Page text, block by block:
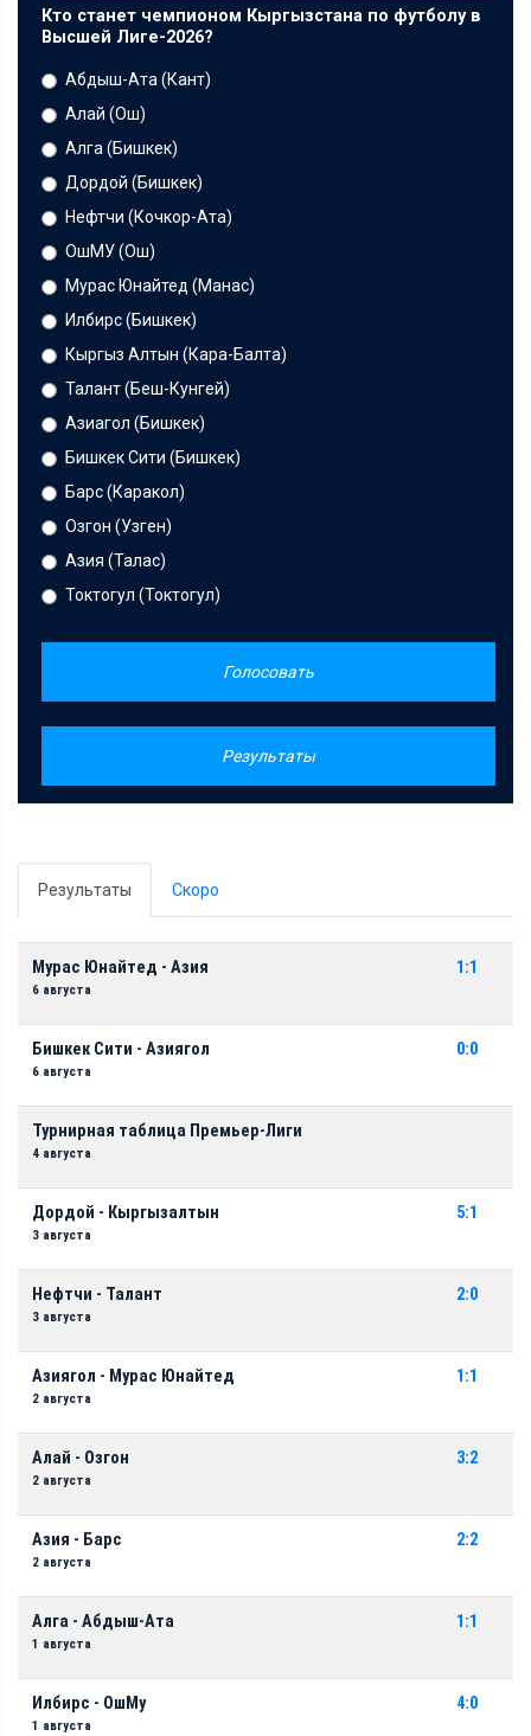
Кто станет чемпионом Кыргызстана по футболу в
Высшей Лиге-2026?
Абдыш-Ата (Кант)
Алай (Ош)
Алга (Бишкек)
Дордой (Бишкек)
Нефтчи (Кочкор-Ата)
ОшМУ (Ош)
Мурас Юнайтед (Манас)
Илбирс (Бишкек)
Кыргыз Алтын (Кара-Балта)
Талант (Беш-Кунгей)
Азиагол (Бишкек)
Бишкек Сити (Бишкек)
Барс (Каракол)
Озгон (Узген)
Азия (Талас)
Токтогул (Токтогул)
Голосовать
Результаты
Результаты Скоро
Мурас Юнайтед - Азия
6 августа
1:1
Бишкек Сити - Азиягол
6 августа
0:0
Турнирная таблица Премьер-Лиги
4 августа
Дордой - Кыргызалтын
3 августа
5:1
Нефтчи - Талант
3 августа
2:0
Азиягол - Мурас Юнайтед
2 августа
1:1
Алай - Озгон
2 августа
3:2
Азия - Барс
2 августа
2:2
Алга - Абдыш-Ата
1 августа
1:1
Илбирс - ОшМу
1 августа
4:0